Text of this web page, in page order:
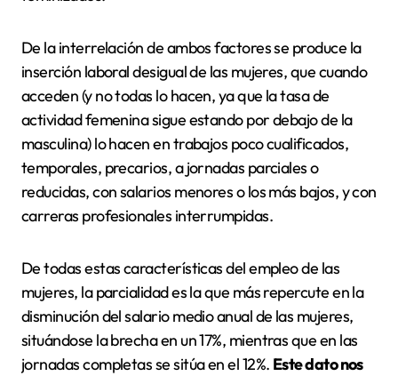
De la interrelación de ambos factores se produce la
inserción laboral desigual de las mujeres, que cuando
acceden (y no todas lo hacen, ya que la tasa de
actividad femenina sigue estando por debajo de la
masculina) lo hacen en trabajos poco cualificados,
temporales, precarios, a jornadas parciales o
reducidas, con salarios menores o los más bajos, y con
carreras profesionales interrumpidas.
De todas estas características del empleo de las
mujeres, la parcialidad es la que más repercute en la
disminución del salario medio anual de las mujeres,
situándose la brecha en un 17%, mientras que en las
jornadas completas se sitúa en el 12%. Este dato nos